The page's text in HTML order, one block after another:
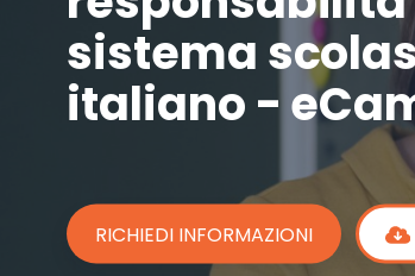
sistema
italiano -
RICHIEDI INFORMAZIONI